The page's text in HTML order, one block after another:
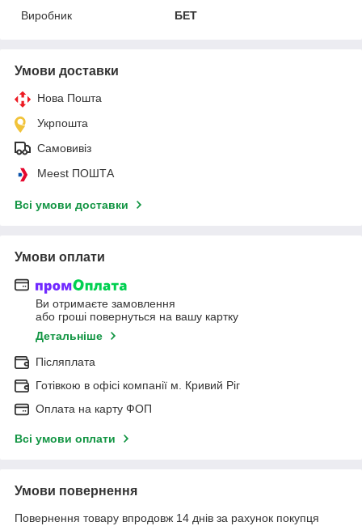
Виробник
БЕТ
Умови доставки
Нова Пошта
Укрпошта
Самовивіз
Meest ПОШТА
Всі умови доставки
Умови оплати
Ви отримаєте замовлення
або гроші повернуться на вашу картку
Детальніше
Післяплата
Готівкою в офісі компанії м. Кривий Ріг
Оплата на карту ФОП
Всі умови оплати
Умови повернення
Повернення товару впродовж 14 днів за рахунок покупця